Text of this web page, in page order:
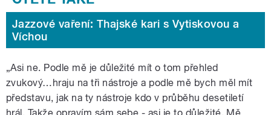
Jazzové vaření: Thajské kari s Vytiskovou a
Víchou
„Asi ne. Podle mě je důležité mít o tom přehled
zvukový…hraju na tři nástroje a podle mě bych měl mít
představu, jak na ty nástroje kdo v průběhu desetiletí
hrál. Takže opravím sám sebe ‒ asi je to důležité. Mě